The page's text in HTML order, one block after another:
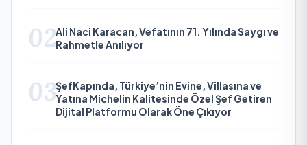
02Ali Naci Karacan, Vefatının 71. Yılında Saygı ve
Rahmetle Anılıyor
03ŞefKapında, Türkiye’nin Evine, Villasına ve
Yatına Michelin Kalitesinde Özel Şef Getiren
Dijital Platformu Olarak Öne Çıkıyor